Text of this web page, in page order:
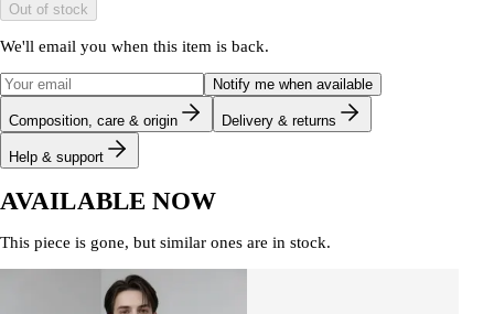
Out of stock
We'll email you when this item is back.
Notify me when available
Composition, care & origin Delivery & returns
Help & support
AVAILABLE NOW
This piece is gone, but similar ones are in stock.